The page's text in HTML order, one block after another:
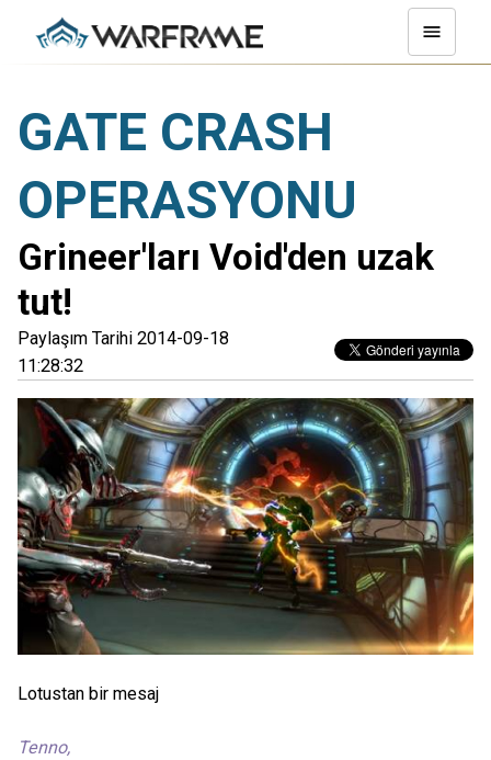
GATE CRASH
OPERASYONU
Grineer'ları Void'den uzak
tut!
Paylaşım Tarihi 2014-09-18
11:28:32
Lotustan bir mesaj
Tenno,